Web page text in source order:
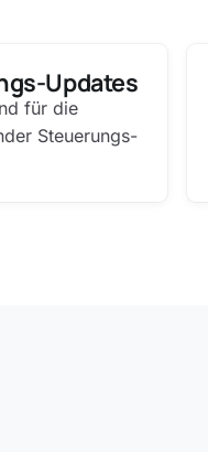
Updates
für die
Steuerungs-